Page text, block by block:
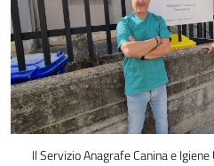
Il Servizio Anagrafe Canina e